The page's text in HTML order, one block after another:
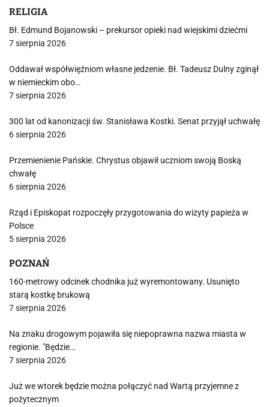
RELIGIA
Bł. Edmund Bojanowski – prekursor opieki nad wiejskimi dziećmi
7 sierpnia 2026
Oddawał współwięźniom własne jedzenie. Bł. Tadeusz Dulny zginął
w niemieckim obo…
7 sierpnia 2026
300 lat od kanonizacji św. Stanisława Kostki. Senat przyjął uchwałę
6 sierpnia 2026
Przemienienie Pańskie. Chrystus objawił uczniom swoją Boską
chwałę
6 sierpnia 2026
Rząd i Episkopat rozpoczęły przygotowania do wizyty papieża w
Polsce
5 sierpnia 2026
POZNAŃ
160-metrowy odcinek chodnika już wyremontowany. Usunięto
starą kostkę brukową
7 sierpnia 2026
Na znaku drogowym pojawiła się niepoprawna nazwa miasta w
regionie. "Będzie…
7 sierpnia 2026
Już we wtorek będzie można połączyć nad Wartą przyjemne z
pożytecznym